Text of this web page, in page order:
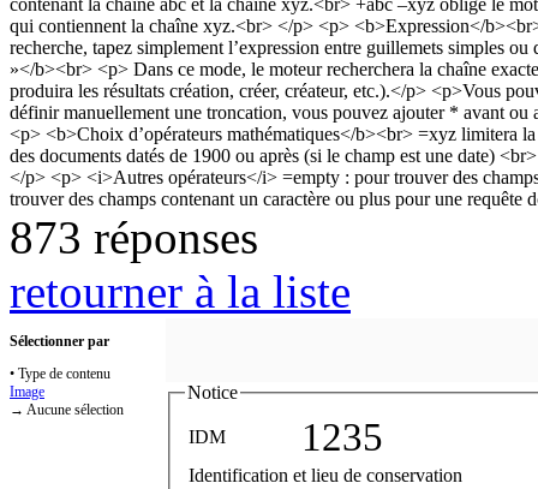
873 réponses
retourner à la liste
Sélectionner par
• Type de contenu
Image
→ Aucune sélection
Notice
IDM 1235
Identification et lieu de conservation